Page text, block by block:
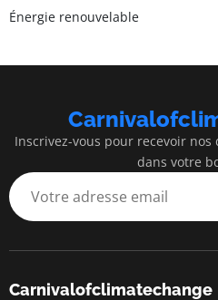
Énergie renouvelable
Inscrivez-vous pour recevoir
dans votre
Carnivalofclimatechange